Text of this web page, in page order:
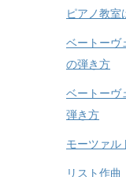
ピアノ教室
ベートーヴ
の弾き方
ベートーヴ
弾き方
モーツァル
リスト作